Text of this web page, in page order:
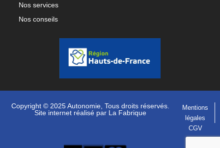
Nos services
Nos conseils
Copyright © 2025 Autonomie, Tous droits réservés.
Site internet réalisé par La Fabrique
Mentions
légales
CGV